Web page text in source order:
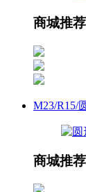
商城推荐
M23/R15/
商城推荐